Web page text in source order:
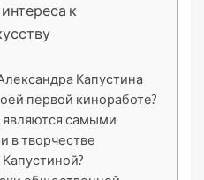
к
Капустина
первой киноработе?
являются самыми
в творчестве